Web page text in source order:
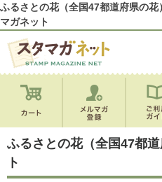
ふるさとの花（全国47都道府県の
マガネット
ふるさとの花（全国47都
ト